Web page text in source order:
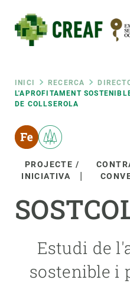
contingut
Fil
d'ariadna
INICI RECERCA
L'APROFITAMENT
DE COLLSEROLA
PROJECTE /
INICIATIVA
Estudi de
sostenible i
RRSS
Featured
menu
SOBRE NOSALTRES
RECERCA
UNEIX-TE A NOSALTRES